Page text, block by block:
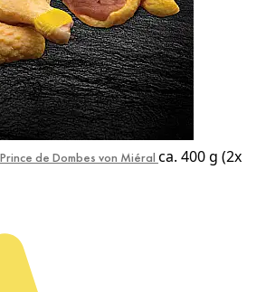
de Dombes von Miéral ca. 400 g (2x